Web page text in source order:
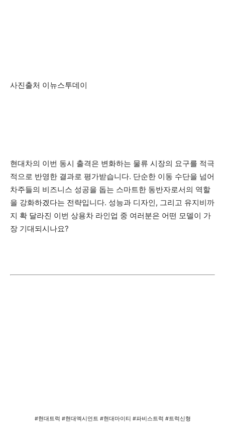
사진출처 이뉴스투데이
현대차의 이번 동시 출격은 변화하는 물류 시장의 요구를 적극
적으로 반영한 결과로 평가받습니다. 단순한 이동 수단을 넘어
차주들의 비즈니스 성공을 돕는 스마트한 동반자로서의 역할
을 강화하겠다는 전략입니다. 성능과 디자인, 그리고 유지비까
지 확 달라진 이번 상용차 라인업 중 여러분은 어떤 모델이 가
장 기대되시나요?
#현대트럭 #현대엑시언트 #현대마이티 #파비스트럭 #트럭신형